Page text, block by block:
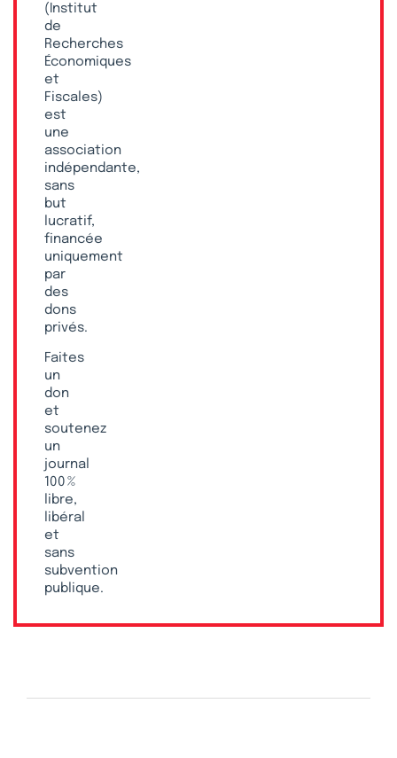
(Institut
de
Recherches
Économiques
et
Fiscales)
est
une
association
indépendante,
sans
but
lucratif,
financée
uniquement
par
des
dons
privés.
Faites
un
don
et
soutenez
un
journal
100 %
libre,
libéral
et
sans
subvention
publique.